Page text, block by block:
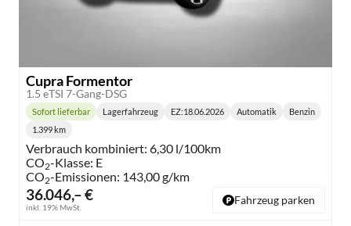
Cupra Formentor
1.5 eTSI 7-Gang-DSG
36.046,– €
inkl. 19% MwSt.
Lieferzeit:
Sofort lieferbar Lagerfahrzeug EZ:18.06.2026
Getriebe:
Automatik
Kraftstoff:
Benzin
Kilometerstand:
1.399 km
Verbrauch kombiniert: 6,30 l/100km
CO2-Klasse: E
CO2-Emissionen: 143,00 g/km
Fahrzeug parken